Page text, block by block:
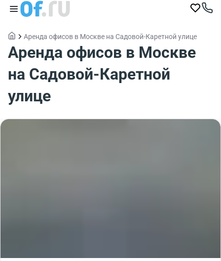
Аренда офисов в Москве на Садовой-Каретной улице
Аренда офисов в Москве
на Садовой-Каретной
улице